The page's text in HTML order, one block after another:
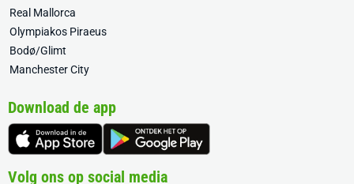
Real Mallorca
Olympiakos Piraeus
Bodø/Glimt
Manchester City
Download de app
Volg ons op social media